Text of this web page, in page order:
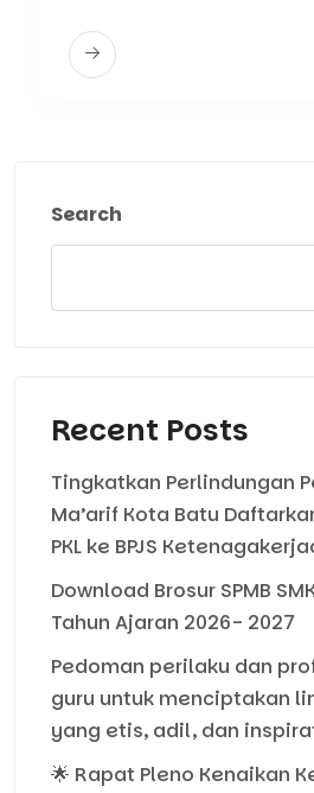
Search
Recent Posts
Tingkatkan Perlindungan
Ma’arif Kota Batu
PKL ke BPJS
Download Brosur SPMB
Tahun Ajaran 2026- 2027
Pedoman perilaku dan
guru untuk menciptakan
yang etis, adil, dan
🌟 Rapat Pleno Kenaikan